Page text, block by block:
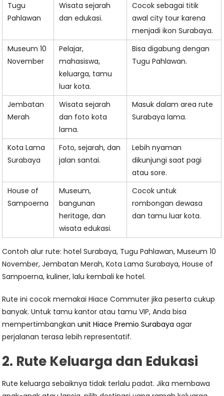
Tugu
Pahlawan
Wisata sejarah
dan edukasi.
Cocok sebagai titik
awal city tour karena
menjadi ikon Surabaya.
Museum 10
November
Pelajar,
mahasiswa,
keluarga, tamu
luar kota.
Bisa digabung dengan
Tugu Pahlawan.
Jembatan
Merah
Wisata sejarah
dan foto kota
lama.
Masuk dalam area rute
Surabaya lama.
Kota Lama
Surabaya
Foto, sejarah, dan
jalan santai.
Lebih nyaman
dikunjungi saat pagi
atau sore.
House of
Sampoerna
Museum,
bangunan
heritage, dan
wisata edukasi.
Cocok untuk
rombongan dewasa
dan tamu luar kota.
Contoh alur rute: hotel Surabaya, Tugu Pahlawan, Museum 10
November, Jembatan Merah, Kota Lama Surabaya, House of
Sampoerna, kuliner, lalu kembali ke hotel.
Rute ini cocok memakai Hiace Commuter jika peserta cukup
banyak. Untuk tamu kantor atau tamu VIP, Anda bisa
mempertimbangkanunit Hiace Premio Surabaya agar
perjalanan terasa lebih representatif.
2. Rute Keluarga dan Edukasi
Rute keluarga sebaiknya tidak terlalu padat. Jika membawa